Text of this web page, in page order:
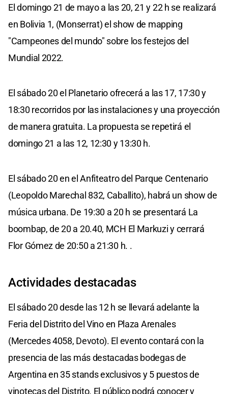
El domingo 21 de mayo a las 20, 21 y 22 h se realizará
en Bolivia 1, (Monserrat) el show de mapping
"Campeones del mundo" sobre los festejos del
Mundial 2022.
El sábado 20 el Planetario ofrecerá a las 17, 17:30 y
18:30 recorridos por las instalaciones y una proyección
de manera gratuita. La propuesta se repetirá el
domingo 21 a las 12, 12:30 y 13:30 h.
El sábado 20 en el Anfiteatro del Parque Centenario
(Leopoldo Marechal 832, Caballito), habrá un show de
música urbana. De 19:30 a 20 h se presentará La
boombap, de 20 a 20.40, MCH El Markuzi y cerrará
Flor Gómez de 20:50 a 21:30 h. .
Actividades destacadas
El sábado 20 desde las 12 h se llevará adelante la
Feria del Distrito del Vino en Plaza Arenales
(Mercedes 4058, Devoto). El evento contará con la
presencia de las más destacadas bodegas de
Argentina en 35 stands exclusivos y 5 puestos de
vinotecas del Distrito. El público podrá conocer y